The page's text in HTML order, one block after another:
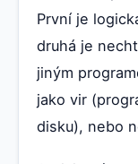
První je
druhá je
jiným
jako vir
disku), nebo